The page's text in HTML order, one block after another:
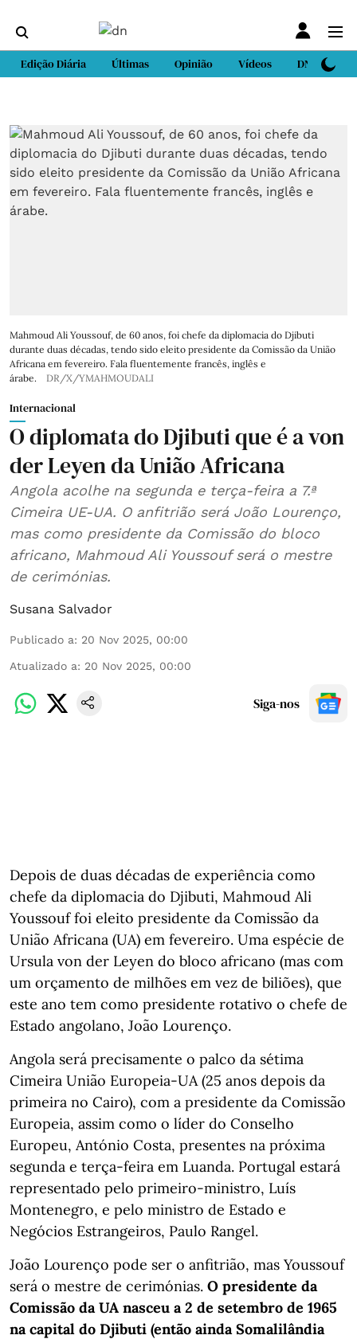
Edição Diária Últimas Opinião Vídeos DN Sport
Mahmoud Ali Youssouf, de 60 anos, foi chefe da diplomacia do Djibuti
durante duas décadas, tendo sido eleito presidente da Comissão da União
Africana em fevereiro. Fala fluentemente francês, inglês e
árabe.
DR/X/YMAHMOUDALI
Internacional
O diplomata do Djibuti que é a von
der Leyen da União Africana
Angola acolhe na segunda e terça-feira a 7.ª
Cimeira UE-UA. O anfitrião será João Lourenço,
mas como presidente da Comissão do bloco
africano, Mahmoud Ali Youssouf será o mestre
de cerimónias.
Susana Salvador
Publicado a: 20 Nov 2025, 00:00
Atualizado a: 20 Nov 2025, 00:00
Siga-nos
Depois de duas décadas de experiência como
chefe da diplomacia do Djibuti, Mahmoud Ali
Youssouf foi eleito presidente da Comissão da
União Africana (UA) em fevereiro. Uma espécie de
Ursula von der Leyen do bloco africano (mas com
um orçamento de milhões em vez de biliões), que
este ano tem como presidente rotativo o chefe de
Estado angolano, João Lourenço.
Angola será precisamente o palco da sétima
Cimeira União Europeia-UA (25 anos depois da
primeira no Cairo), com a presidente da Comissão
Europeia, assim como o líder do Conselho
Europeu, António Costa, presentes na próxima
segunda e terça-feira em Luanda. Portugal estará
representado pelo primeiro-ministro, Luís
Montenegro, e pelo ministro de Estado e
Negócios Estrangeiros, Paulo Rangel.
João Lourenço pode ser o anfitrião, mas Youssouf
será o mestre de cerimónias. O presidente da
Comissão da UA nasceu a 2 de setembro de 1965
na capital do Djibuti (então ainda Somalilândia